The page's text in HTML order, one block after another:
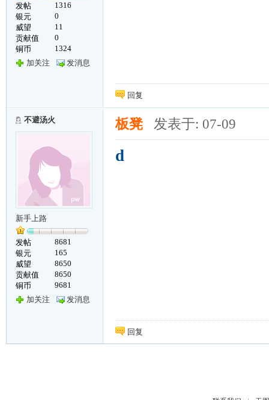
发帖
1316
银元
0
威望
11
贡献值
0
铜币
1324
加关注
发消息
回复
不避汤火
新手上路
发帖
8681
银元
165
威望
8650
贡献值
8650
铜币
9681
加关注
发消息
板凳 发表于: 07-09
d
回复